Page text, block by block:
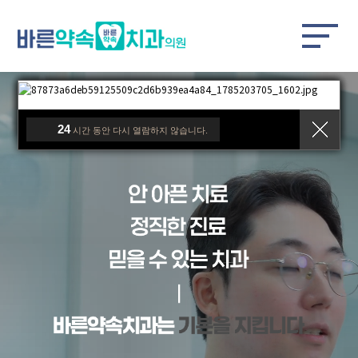
24 시간 동안 다시 열람하지 않습니다.
24 시간 동안 다시 열람하지 않습니다.